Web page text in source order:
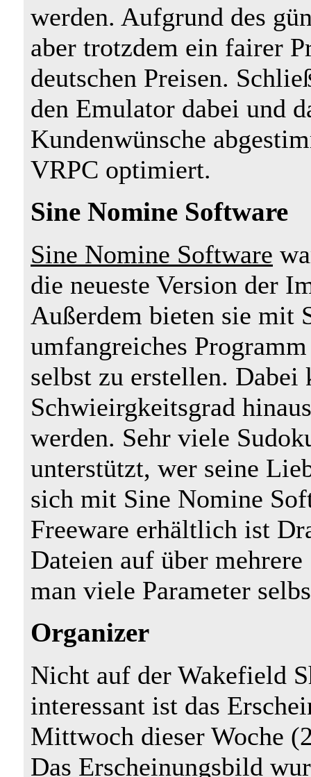
werden. Aufgrund des
aber trotzdem ein fairer
deutschen Preisen.
den Emulator dabei und
Kundenwünsche
VRPC optimiert.
Sine Nomine Software
Sine Nomine Software
die neueste Version der
Außerdem bieten sie mit
umfangreiches
selbst zu erstellen. Dabei
Schwieirgkeitsgrad
werden. Sehr viele
unterstützt, wer seine
sich mit Sine Nomine
Freeware erhältlich ist
Dateien auf über
man viele Parameter
Organizer
Nicht auf der Wakefield
interessant ist das
Mittwoch dieser Woche
Das Erscheinungsbild